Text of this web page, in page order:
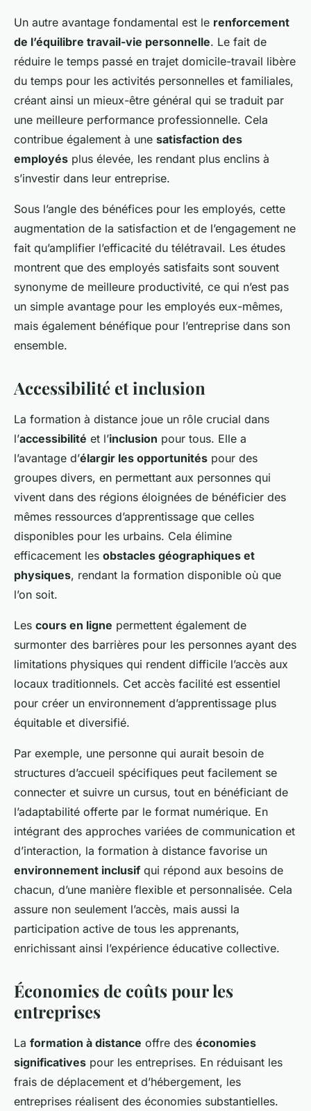
Un autre avantage fondamental est le renforcement
de l’équilibre travail-vie personnelle. Le fait de
réduire le temps passé en trajet domicile-travail libère
du temps pour les activités personnelles et familiales,
créant ainsi un mieux-être général qui se traduit par
une meilleure performance professionnelle. Cela
contribue également à une satisfaction des
employés plus élevée, les rendant plus enclins à
s’investir dans leur entreprise.
Sous l’angle des bénéfices pour les employés, cette
augmentation de la satisfaction et de l’engagement ne
fait qu’amplifier l’efficacité du télétravail. Les études
montrent que des employés satisfaits sont souvent
synonyme de meilleure productivité, ce qui n’est pas
un simple avantage pour les employés eux-mêmes,
mais également bénéfique pour l’entreprise dans son
ensemble.
Accessibilité et inclusion
La formation à distance joue un rôle crucial dans
l’accessibilité et l’inclusion pour tous. Elle a
l’avantage d’élargir les opportunités pour des
groupes divers, en permettant aux personnes qui
vivent dans des régions éloignées de bénéficier des
mêmes ressources d’apprentissage que celles
disponibles pour les urbains. Cela élimine
efficacement les obstacles géographiques et
physiques, rendant la formation disponible où que
l’on soit.
Les cours en ligne permettent également de
surmonter des barrières pour les personnes ayant des
limitations physiques qui rendent difficile l’accès aux
locaux traditionnels. Cet accès facilité est essentiel
pour créer un environnement d’apprentissage plus
équitable et diversifié.
Par exemple, une personne qui aurait besoin de
structures d’accueil spécifiques peut facilement se
connecter et suivre un cursus, tout en bénéficiant de
l’adaptabilité offerte par le format numérique. En
intégrant des approches variées de communication et
d’interaction, la formation à distance favorise un
environnement inclusif qui répond aux besoins de
chacun, d’une manière flexible et personnalisée. Cela
assure non seulement l’accès, mais aussi la
participation active de tous les apprenants,
enrichissant ainsi l’expérience éducative collective.
Économies de coûts pour les
entreprises
La formation à distance offre des économies
significatives pour les entreprises. En réduisant les
frais de déplacement et d’hébergement, les
entreprises réalisent des économies substantielles.